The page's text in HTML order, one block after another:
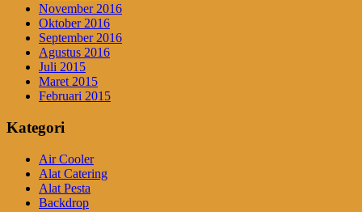
November 2016
Oktober 2016
September 2016
Agustus 2016
Juli 2015
Maret 2015
Februari 2015
Kategori
Air Cooler
Alat Catering
Alat Pesta
Backdrop